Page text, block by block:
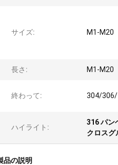
サイズ: M1-M20
長さ: M1-M20
終わって: 304/306/
ハイライト:
316 パン
クロスグ
品の説明